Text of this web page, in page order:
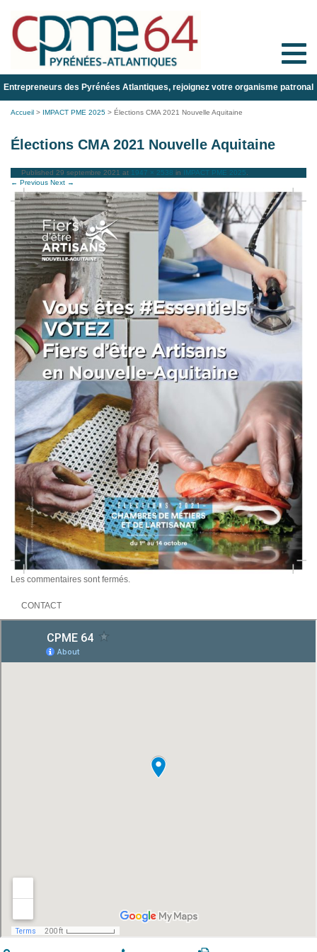
Toggle
Entrepreneurs des Pyrénées Atlantiques, rejoignez votre organisme patronal
Accueil > IMPACT PME 2025 > Élections CMA 2021 Nouvelle Aquitaine
Élections CMA 2021 Nouvelle Aquitaine
Published 29 septembre 2021 at 1947 × 2538 in IMPACT PME 2025
← Previous Next →
Les commentaires sont fermés.
CONTACT